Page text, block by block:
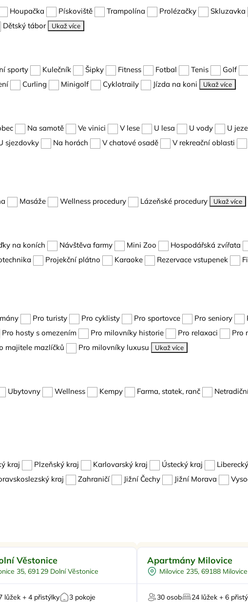
Houpačka Pískoviště Trampolína Prolézačky Skluzavka
Dětský tábor Ukaž více
sporty Kulečník Šipky Fitness Fotbal Tenis Golf
Curling Minigolf Cyklotraily Jízda na koni Ukaž více
Na samotě Ve vinici V lese U lesa U vody U
sjezdovky Na horách V chatové osadě V rekreační oblasti
Masáže Wellness procedury Lázeňské procedury Ukaž více
na koních Návštěva farmy Mini Zoo Hospodářská zvířata
Projekční plátno Karaoke Rezervace vstupenek
Pro turisty Pro cyklisty Pro sportovce Pro seniory
Pro hosty s omezením Pro milovníky historie Pro relaxaci Pro
majitele mazlíčků Pro milovníky luxusu Ukaž více
Ubytovny Wellness Kempy Farma, statek, ranč
kraj Plzeňský kraj Karlovarský kraj Ústecký kraj
kraj Zahraničí Jižní Čechy Jižní Morava
Věstonice
35, 691 29 Dolní Věstonice
lůžek + 4 přistýlky 3 pokoje
Venkovní bazén
Pro skupiny
Pro milovníky vína
Apartmány Milovice
Milovice 235, 69188 Milovice
30 osob 24 lůžek + 6